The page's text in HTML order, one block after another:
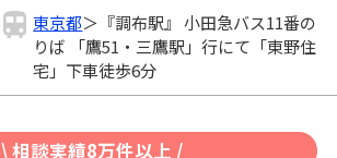
東京都＞『調布駅』 小田急バス11番の
りば 「鷹51・三鷹駅」行にて「東野住
宅」下車徒歩6分
\ 相談実績8万件以上 /